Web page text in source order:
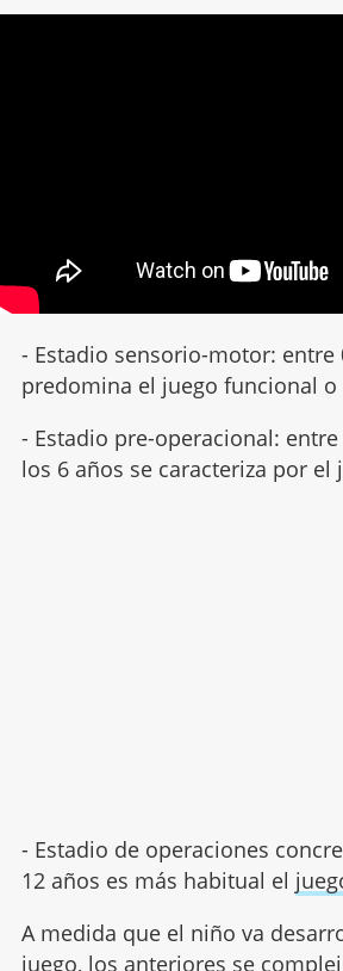
- Estadio sensorio-motor: entre
predomina el juego funcional o
- Estadio pre-operacional:
los 6 años se caracteriza por
- Estadio de operaciones
12 años es más habitual el
A medida que el niño va
juego, los anteriores se